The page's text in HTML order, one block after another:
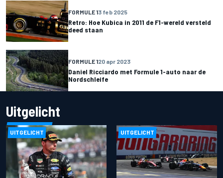
FORMULE 13 feb 2025
Retro: Hoe Kubica in 2011 de F1-wereld versteld
deed staan
FORMULE 120 apr 2023
Daniel Ricciardo met Formule 1-auto naar de
Nordschleife
Uitgelicht
UITGELICHT UITGELICHT